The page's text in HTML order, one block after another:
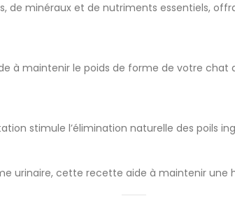
de minéraux et de nutriments essentiels,
à maintenir le poids de forme de votre
stimule l’élimination naturelle des poils
urinaire, cette recette aide à maintenir une